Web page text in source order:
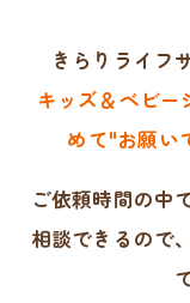
きらりライフ
キッズ＆ベビー
めて"お願い
ご依頼時間の中
相談できるので、